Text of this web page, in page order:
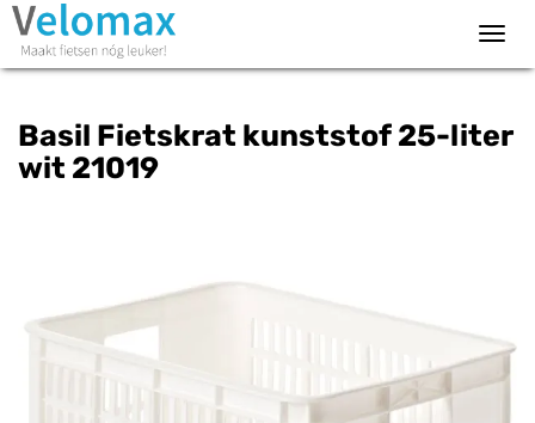
Basil Fietskrat kunststof 25-liter
wit 21019